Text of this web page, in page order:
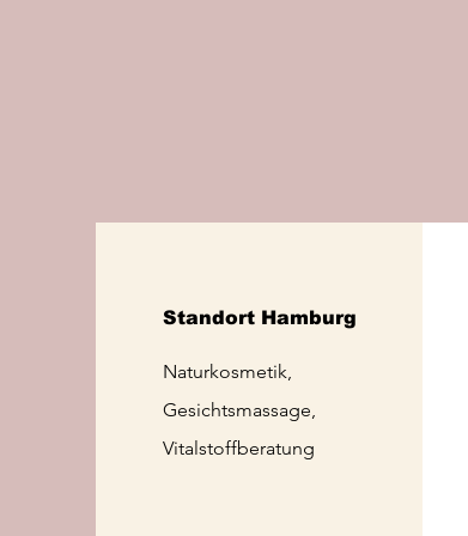
Standort Hamburg
Naturkosmetik,
Gesichtsmassage,
Vitalstoffberatung